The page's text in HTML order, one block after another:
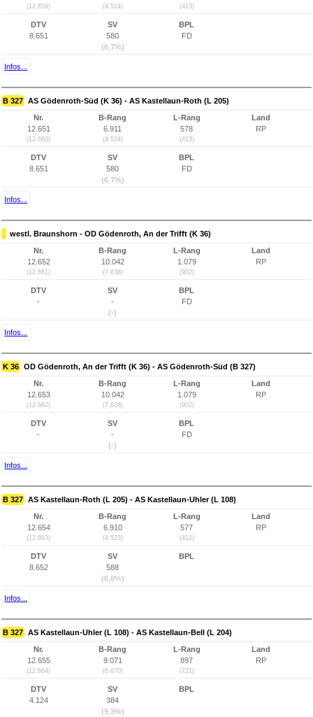
(12.659) (4.524) (413)
DTV
8.651
SV
580
(6,7%)
BPL
FD
Infos...
B 327 AS Gödenroth-Süd (K 36) - AS Kastellaun-Roth (L 205)
Nr.
12.651
(12.660)
B-Rang
6.911
(4.524)
L-Rang
578
(413)
Land
RP
DTV
8.651
SV
580
(6,7%)
BPL
FD
Infos...
westl. Braunshorn - OD Gödenroth, An der Trifft (K 36)
Nr.
12.652
(12.661)
B-Rang
10.042
(7.638)
L-Rang
1.079
(902)
Land
RP
DTV
-
SV
-
(-)
BPL
FD
Infos...
K 36 OD Gödenroth, An der Trifft (K 36) - AS Gödenroth-Süd (B 327)
Nr.
12.653
(12.662)
B-Rang
10.042
(7.638)
L-Rang
1.079
(902)
Land
RP
DTV
-
SV
-
(-)
BPL
FD
Infos...
B 327 AS Kastellaun-Roth (L 205) - AS Kastellaun-Uhler (L 108)
Nr.
12.654
(12.663)
B-Rang
6.910
(4.523)
L-Rang
577
(412)
Land
RP
DTV
8.652
SV
588
(6,8%)
BPL
Infos...
B 327 AS Kastellaun-Uhler (L 108) - AS Kastellaun-Bell (L 204)
Nr.
12.655
(12.664)
B-Rang
9.071
(6.670)
L-Rang
897
(721)
Land
RP
DTV
4.124
SV
384
(9,3%)
BPL